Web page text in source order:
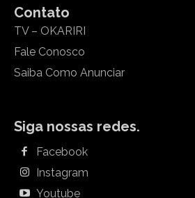
Contato
TV – OKARIRI
Fale Conosco
Saiba Como Anunciar
Siga nossas redes.
Facebook
Instagram
Youtube